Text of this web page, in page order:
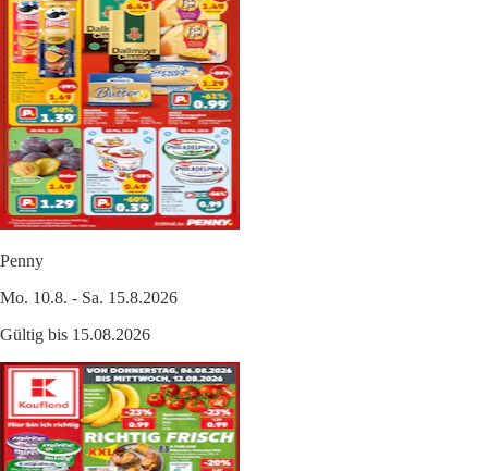
Penny
Mo. 10.8. - Sa. 15.8.2026
Gültig bis 15.08.2026